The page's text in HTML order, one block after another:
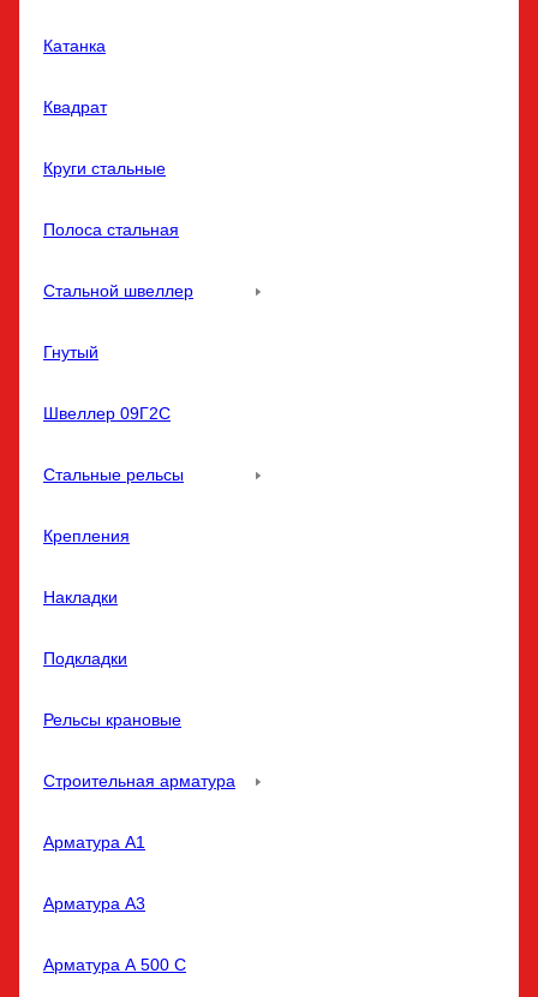
Катанка
Квадрат
Круги стальные
Полоса стальная
Стальной швеллер
Гнутый
Швеллер 09Г2С
Стальные рельсы
Крепления
Накладки
Подкладки
Рельсы крановые
Строительная арматура
Арматура A1
Арматура A3
Арматура А 500 С